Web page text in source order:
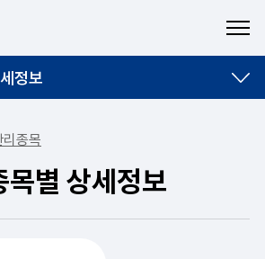
정보
종목
목별 상세정보